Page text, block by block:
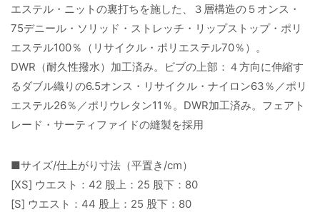
エステル・ニットの裏打ちを施した、３層構造の５オンス・
75デニール・ソリッド・ストレッチ・リップストップ・ポリ
エステル100％（リサイクル・ポリエステル70％）。
DWR（耐久性撥水）加工済み。ビブの上部：４方向に伸縮す
るダブル織りの6.5オンス・リサイクル・ナイロン63％／ポリ
エステル26％／ポリウレタン11％。DWR加工済み。フェアト
レード・サーティファイドの縫製を採用
■サイズ/仕上がり寸法（平置き/cm）
[XS] ウエスト：42 股上：25 股下：80
[S] ウエスト：44 股上：25 股下：80